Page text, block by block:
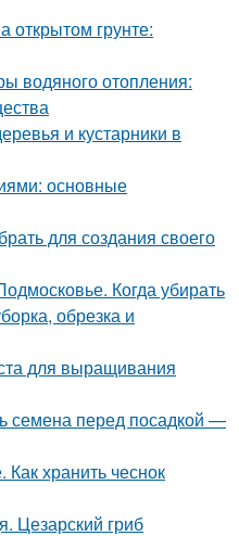
открытом грунте:
водяного отопления:
и кустарники в
основные
для создания своего
Когда убирать
обрезка и
для выращивания
семена перед посадкой —
Как хранить чеснок
Цезарский гриб